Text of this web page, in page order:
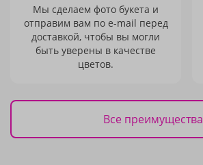
Мы сделаем фото букета и
отправим вам по e-mail перед
доставкой, чтобы вы могли
быть уверены в качестве
цветов.
Все преимущества